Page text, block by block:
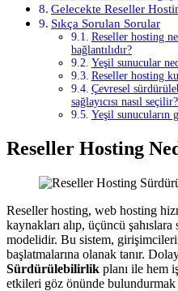
Gelecekte Reseller
Sıkça Sorulan Sorular
Reseller hosting
bağlantılıdır?
Yeşil sunucular
Reseller hosting
Çevresel
sağlayıcısı nasıl seçilir?
Yeşil sunucuların
Reseller Hosting
Reseller hosting, web hosting
kaynakları alıp, üçüncü
modelidir. Bu sistem,
başlatmalarına olanak tanır.
Sürdürülebilirlik planı ile hem
etkileri göz önünde